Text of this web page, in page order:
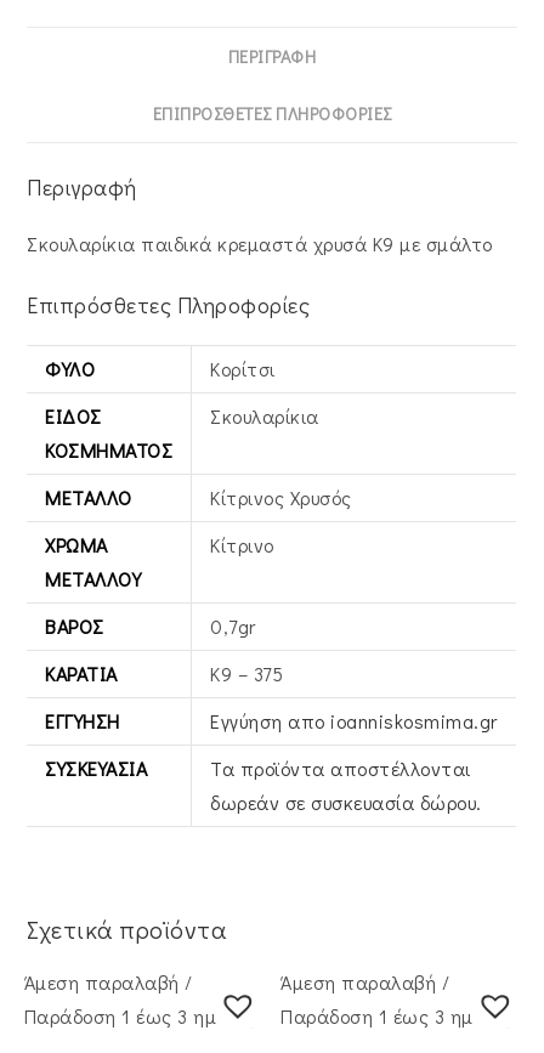
ΠΕΡΙΓΡΑΦΉ
ΕΠΙΠΡΌΣΘΕΤΕΣ ΠΛΗΡΟΦΟΡΊΕΣ
Περιγραφή
Σκουλαρίκια παιδικά κρεμαστά χρυσά Κ9 με σμάλτο
Επιπρόσθετες Πληροφορίες
ΦΎΛΟ
Κορίτσι
ΕΊΔΟΣ
ΚΟΣΜΉΜΑΤΟΣ
Σκουλαρίκια
ΜΈΤΑΛΛΟ
Κίτρινος Xρυσός
ΧΡΏΜΑ
ΜΕΤΆΛΛΟΥ
Κίτρινο
ΒΆΡΟΣ
0,7gr
ΚΑΡΆΤΙΑ
Κ9 – 375
ΕΓΓΎΗΣΗ
Εγγύηση απο ioanniskosmima.gr
ΣΥΣΚΕΥΑΣΊΑ
Τα προϊόντα αποστέλλονται
δωρεάν σε συσκευασία δώρου.
Σχετικά προϊόντα
Άμεση παραλαβή /
Παράδoση 1 έως 3 ημέρες
Άμεση παραλαβή /
Παράδoση 1 έως 3 ημέρες